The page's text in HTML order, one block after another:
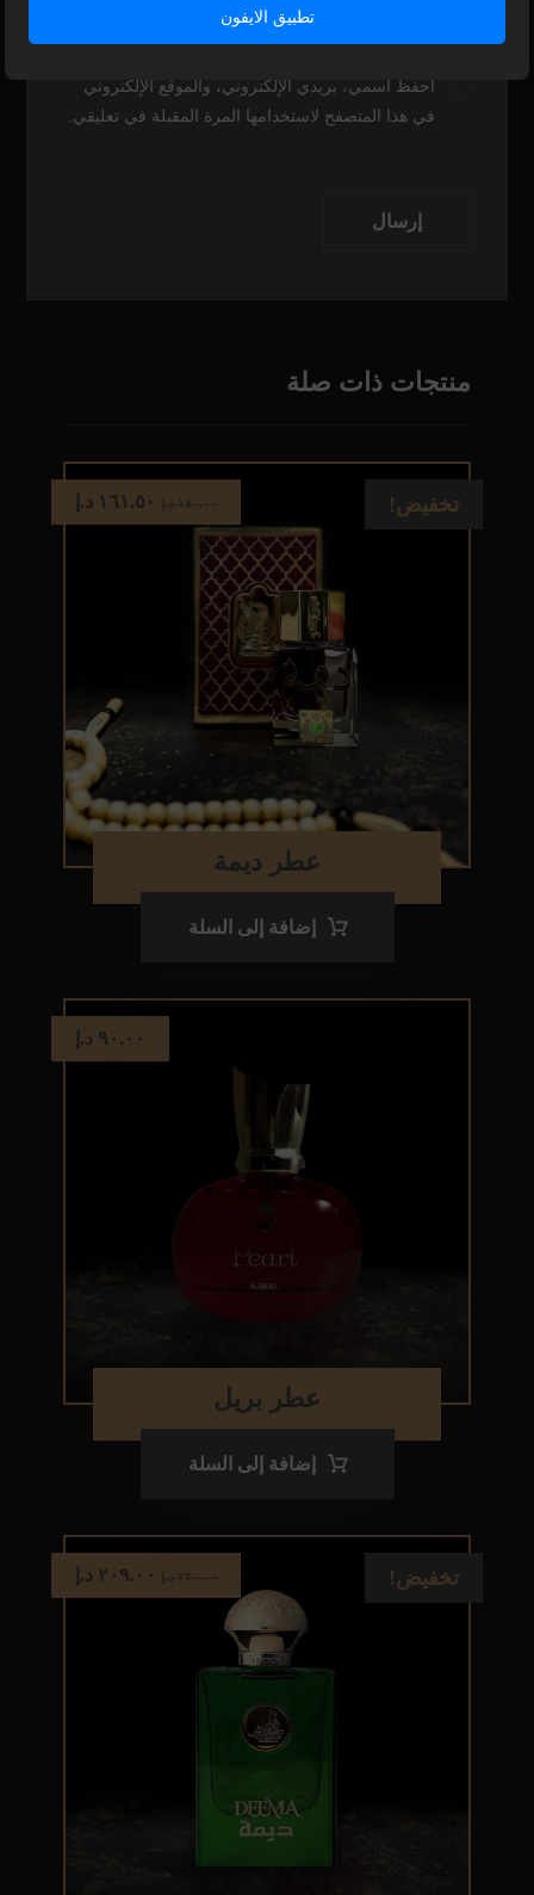
احفظ اسمي، بريدي الإلكتروني، والموقع الإلكتروني
في هذا المتصفح لاستخدامها المرة المقبلة في تعليقي.
إرسال
منتجات ذات صلة
عطر ديمة
١٧٠.٠٠ د.إ ١٦١.٥٠ د.إ تخفيض!
إضافة إلى السلة
عطر بريل
٩٠.٠٠ د.إ
إضافة إلى السلة
٢٢٠.٠٠ د.إ ٢٠٩.٠٠ د.إ تخفيض!
تطبيق الايفون